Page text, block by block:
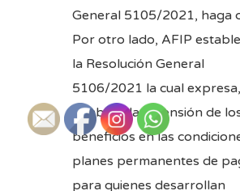
General 5105/2021, haga
Por otro lado, AFIP
la Resolución General
5106/2021 la cual expresa,
también, la extensión de
beneficios en las
planes permanentes de
para quienes desarrollan